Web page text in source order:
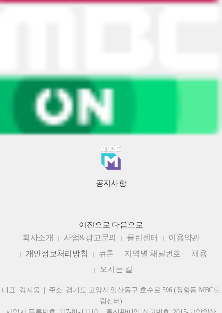
공지사항
이전으로 다음으로
회사소개
사업&광고문의 클린센터
이용약관
개인정보처리방침
큐톤 지역별 채널번호
채용
오시는 길
대표: 강지웅 | 주소: 경기도 고양시 일산동구 호수로 596 (장항동 MBC드
림센터)